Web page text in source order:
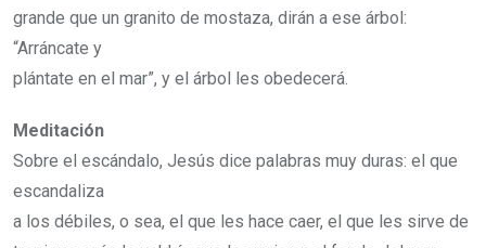
grande que un granito de mostaza, dirán a ese árbol:
“Arráncate y
plántate en el mar”, y el árbol les obedecerá.
Meditación
Sobre el escándalo, Jesús dice palabras muy duras: el que
escandaliza
a los débiles, o sea, el que les hace caer, el que les sirve de